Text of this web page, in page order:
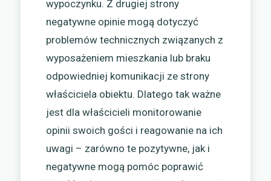
wypoczynku. Z drugiej strony
negatywne opinie mogą dotyczyć
problemów technicznych związanych z
wyposażeniem mieszkania lub braku
odpowiedniej komunikacji ze strony
właściciela obiektu. Dlatego tak ważne
jest dla właścicieli monitorowanie
opinii swoich gości i reagowanie na ich
uwagi – zarówno te pozytywne, jak i
negatywne mogą pomóc poprawić